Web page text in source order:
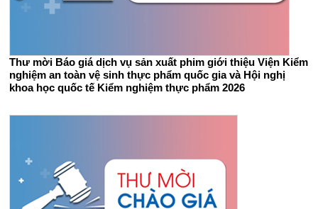
Thư mời Báo giá dịch vụ sản xuất phim giới thiệu Viện Kiểm
nghiệm an toàn vệ sinh thực phẩm quốc gia và Hội nghị
khoa học quốc tế Kiểm nghiệm thực phẩm 2026